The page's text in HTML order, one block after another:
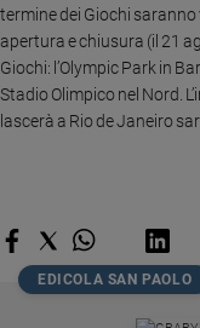
Ambiente
e
Creato
Volontariato
Diritti
Caso
della
settimana
termine dei Giochi
apertura e chiusura (il 21
Giochi: l’Olympic Park in
Stadio Olimpico nel Nord.
lascerà a Rio de Janeiro
EDICOLA SAN PAOLO